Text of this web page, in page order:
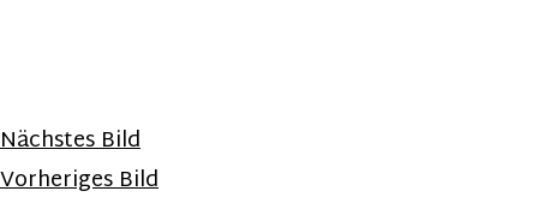
Nächstes Bild
Vorheriges Bild